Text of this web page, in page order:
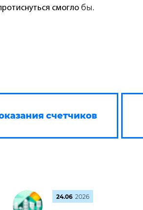
смогло бы.
счетчиков
24.06 2026